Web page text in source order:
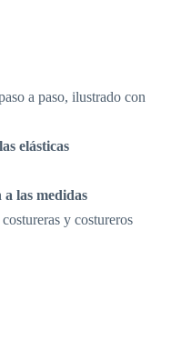
a paso, ilustrado con
elásticas
las medidas
y costureros